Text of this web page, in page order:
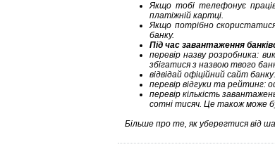
Якщо тобі телефонує
платіжній картці.
Якщо потрібно
банку.
Під час завантаження
перевір назву розробника:
збігатися з назвою твого
відвідай офіційний сайт
перевір відгуки та рейтинг:
перевір кількість
сотні тисяч. Це також може
Більше про те, як уберегтися від